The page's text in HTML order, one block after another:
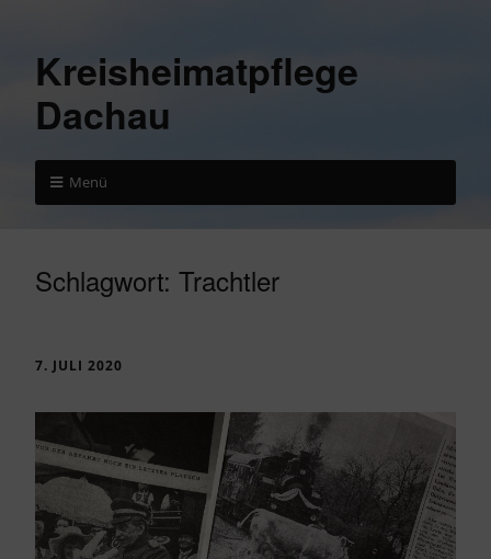
Kreisheimatpflege
Dachau
Menü
Schlagwort: Trachtler
7. JULI 2020